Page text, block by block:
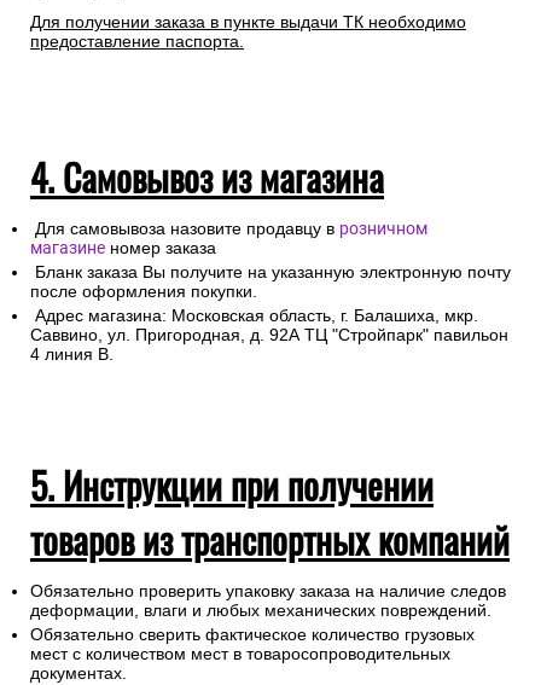
Для получении заказа в пункте выдачи ТК необходимо
предоставление паспорта.
4. Самовывоз из магазина
Для самовывоза назовите продавцу в розничном
магазине номер заказа
Бланк заказа Вы получите на указанную электронную почту
после оформления покупки.
Адрес магазина: Московская область, г. Балашиха, мкр.
Саввино, ул. Пригородная, д. 92А ТЦ "Стройпарк" павильон
4 линия В.
5. Инструкции при получении
товаров из транспортных компаний
Обязательно проверить упаковку заказа на наличие следов
деформации, влаги и любых механических повреждений.
Обязательно сверить фактическое количество грузовых
мест с количеством мест в товаросопроводительных
документах.